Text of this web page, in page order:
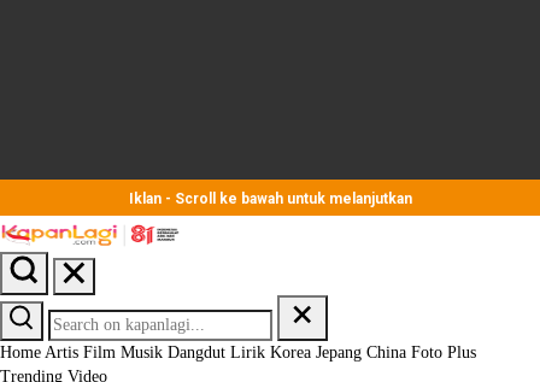
Iklan - Scroll ke bawah untuk melanjutkan
Home Artis Film Musik Dangdut Lirik Korea Jepang China Foto Plus
Trending Video